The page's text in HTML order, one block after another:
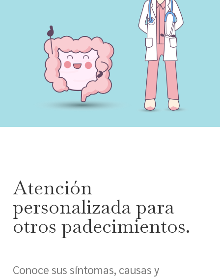
Atención
personalizada para
otros padecimientos.
Conoce sus síntomas, causas y